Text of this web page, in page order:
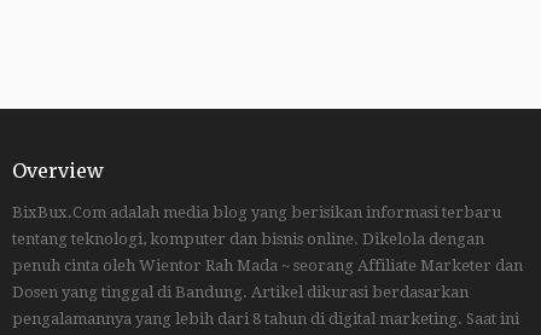
Overview
BixBux.Com adalah media blog yang berisikan informasi terbaru
tentang teknologi, komputer dan bisnis online. Dikelola dengan
penuh cinta oleh Wientor Rah Mada ~ seorang Affiliate Marketer dan
Dosen yang tinggal di Bandung. Artikel dikurasi berdasarkan
pengalamannya yang lebih dari 8 tahun di digital marketing. Saat ini